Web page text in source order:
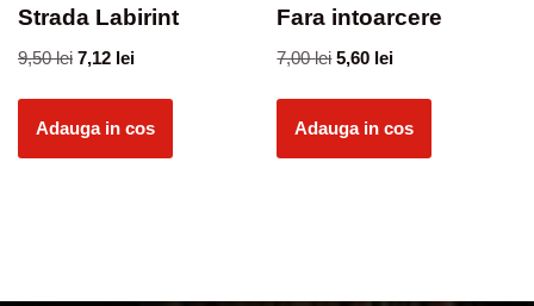
Strada Labirint
9,50lei 7,12 lei
Adauga in cos
Fara intoarcere
7,00lei 5,60 lei
Adauga in cos